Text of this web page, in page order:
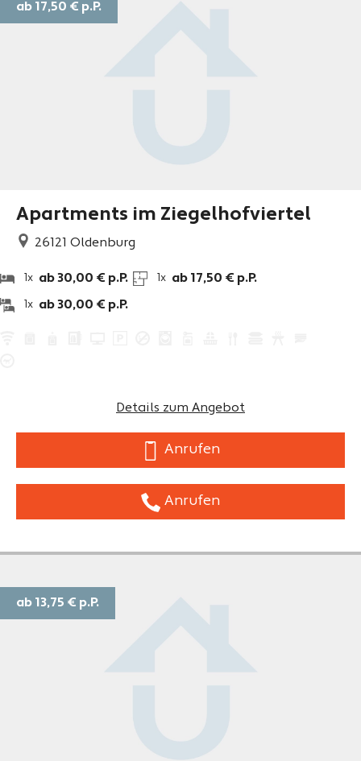
Apartments im Ziegelhofviertel
26121 Oldenburg
1x ab 30,00 € p.P.
1x ab 30,00 € p.P.
1x ab 17,50 € p.P.
Details zum Angebot
Anrufen
Anrufen
ab 17,50 € p.P.
ab 13,75 € p.P.